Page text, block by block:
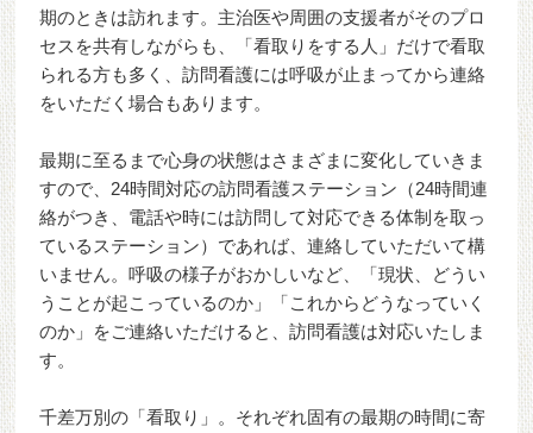
期のときは訪れます。主治医や周囲の支援者がそのプロ
セスを共有しながらも、「看取りをする人」だけで看取
られる方も多く、訪問看護には呼吸が止まってから連絡
をいただく場合もあります。
最期に至るまで心身の状態はさまざまに変化していきま
すので、24時間対応の訪問看護ステーション（24時間連
絡がつき、電話や時には訪問して対応できる体制を取っ
ているステーション）であれば、連絡していただいて構
いません。呼吸の様子がおかしいなど、「現状、どうい
うことが起こっているのか」「これからどうなっていく
のか」をご連絡いただけると、訪問看護は対応いたしま
す。
千差万別の「看取り」。それぞれ固有の最期の時間に寄